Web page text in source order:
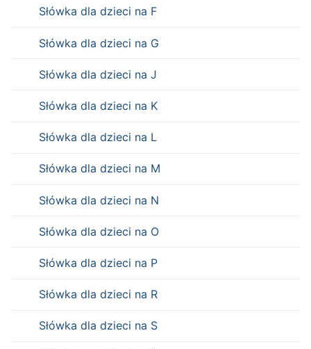
Słówka dla dzieci na F
Słówka dla dzieci na G
Słówka dla dzieci na J
Słówka dla dzieci na K
Słówka dla dzieci na L
Słówka dla dzieci na M
Słówka dla dzieci na N
Słówka dla dzieci na O
Słówka dla dzieci na P
Słówka dla dzieci na R
Słówka dla dzieci na S